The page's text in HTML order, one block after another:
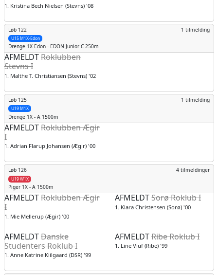
1. Kristina Bech Nielsen (Stevns) '08
Løb 122 1 tilmelding
U15 M1X-Edon
Drenge 1X-Edon - EDON Junior C 250m
AFMELDTRoklubben
Stevns I
1. Malthe T. Christiansen (Stevns) '02
Løb 125 1 tilmelding
U19 M1X
Drenge 1X - A 1500m
AFMELDTRoklubben Ægir
I
1. Adrian Flarup Johansen (Ægir) '00
Løb 126 4 tilmeldinger
U19 W1X
Piger 1X - A 1500m
AFMELDTRoklubben Ægir
I
1. Mie Mellerup (Ægir) '00
AFMELDTSorø Roklub I
1. Klara Christensen (Sorø) '00
AFMELDTDanske
Studenters Roklub I
1. Anne Katrine Kiilgaard (DSR) '99
AFMELDTRibe Roklub I
1. Line Viuf (Ribe) '99